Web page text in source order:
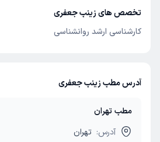
تخصص های زینب جعفری
کارشناسی ارشد روانشناسی
آدرس مطب زینب جعفری
مطب تهران
آدرس: تهران